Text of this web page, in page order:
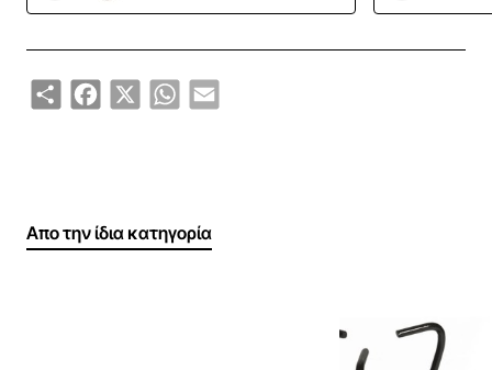
ShareFacebook
X WhatsApp
Email
Απο την ίδια κατηγορία